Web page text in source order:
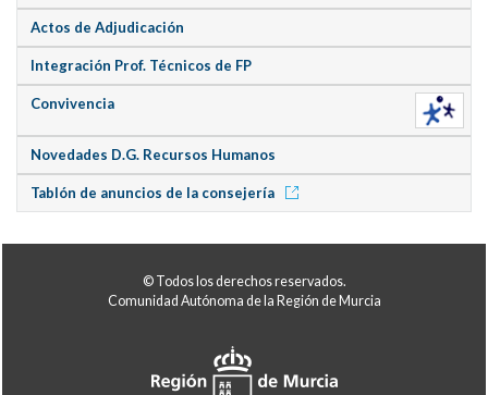
Actos de Adjudicación
Integración Prof. Técnicos de FP
Convivencia
Novedades D.G. Recursos Humanos
Tablón de anuncios de la consejería
© Todos los derechos reservados.
Comunidad Autónoma de la Región de Murcia